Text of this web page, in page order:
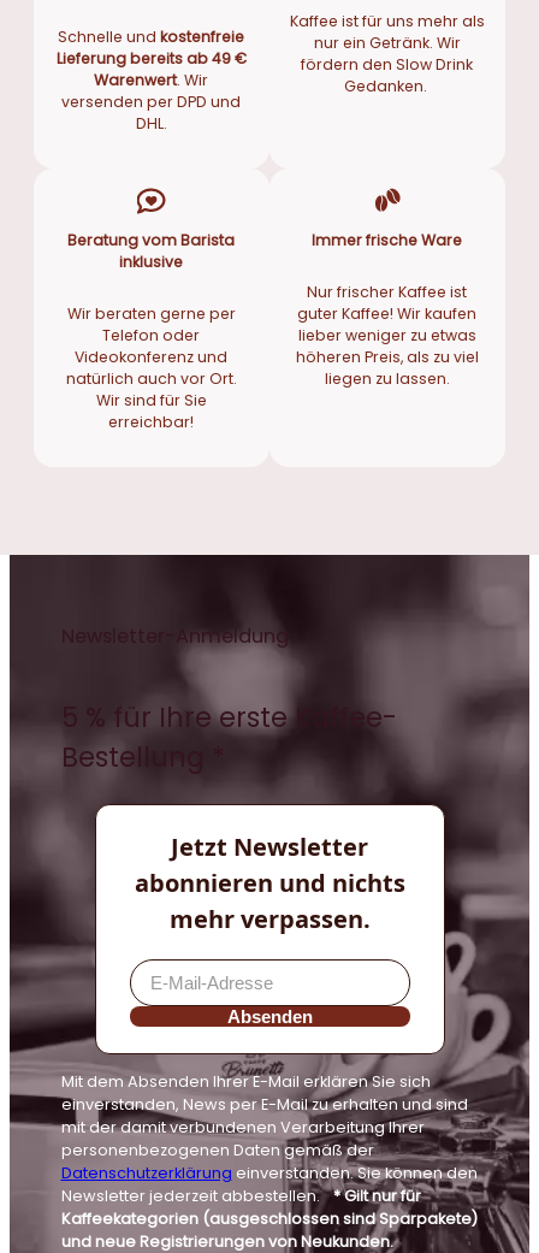
Schnelle undkostenfreie
Lieferung bereits ab 49 €
Warenwert. Wir
versenden per DPD und
DHL.
Kaffee ist für uns mehr als
nur ein Getränk. Wir
fördern den Slow Drink
Gedanken.
Beratung vom Barista
inklusive
Wir beraten gerne per
Telefon oder
Videokonferenz und
natürlich auch vor Ort.
Wir sind für Sie
erreichbar!
Immer frische Ware
Nur frischer Kaffee ist
guter Kaffee! Wir kaufen
lieber weniger zu etwas
höheren Preis, als zu viel
liegen zu lassen.
Newsletter-Anmeldung
5 % für Ihre erste Kaffee-
Bestellung *
Jetzt Newsletter
abonnieren und nichts
mehr verpassen.
Absenden
Mit dem Absenden Ihrer E-Mail erklären Sie sich
einverstanden, News per E-Mail zu erhalten und sind
mit der damit verbundenen Verarbeitung Ihrer
personenbezogenen Daten gemäß der
Datenschutzerklärung einverstanden. Sie können den
Newsletter jederzeit abbestellen.* Gilt nur für
Kaffeekategorien (ausgeschlossen sind Sparpakete)
und neue Registrierungen von Neukunden.